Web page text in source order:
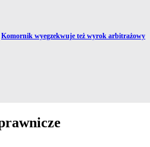
Przejdź do artykułu:
Komornik wyegzekwuje też wyrok arbitrażowy